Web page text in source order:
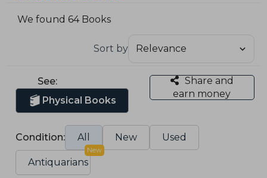
We found 64 Books
Sort by
See:
Physical Books
Share and
earn money
Condition: All New Used
Antiquarians
New